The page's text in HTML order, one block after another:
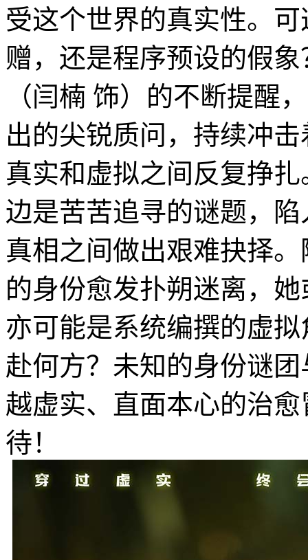
受这个世界的真实性。
赠，还是程序预设的假
（闫楠 饰）的不断提醒
出的尖锐质问，持续冲
真实和虚拟之间反复挣
边是苦苦追寻的谜题，
真相之间做出艰难抉择
的身份愈发扑朔迷离，
亦可能是系统编撰的虚
赴何方？未知的身份谜
越虚实、直面本心的治
待！